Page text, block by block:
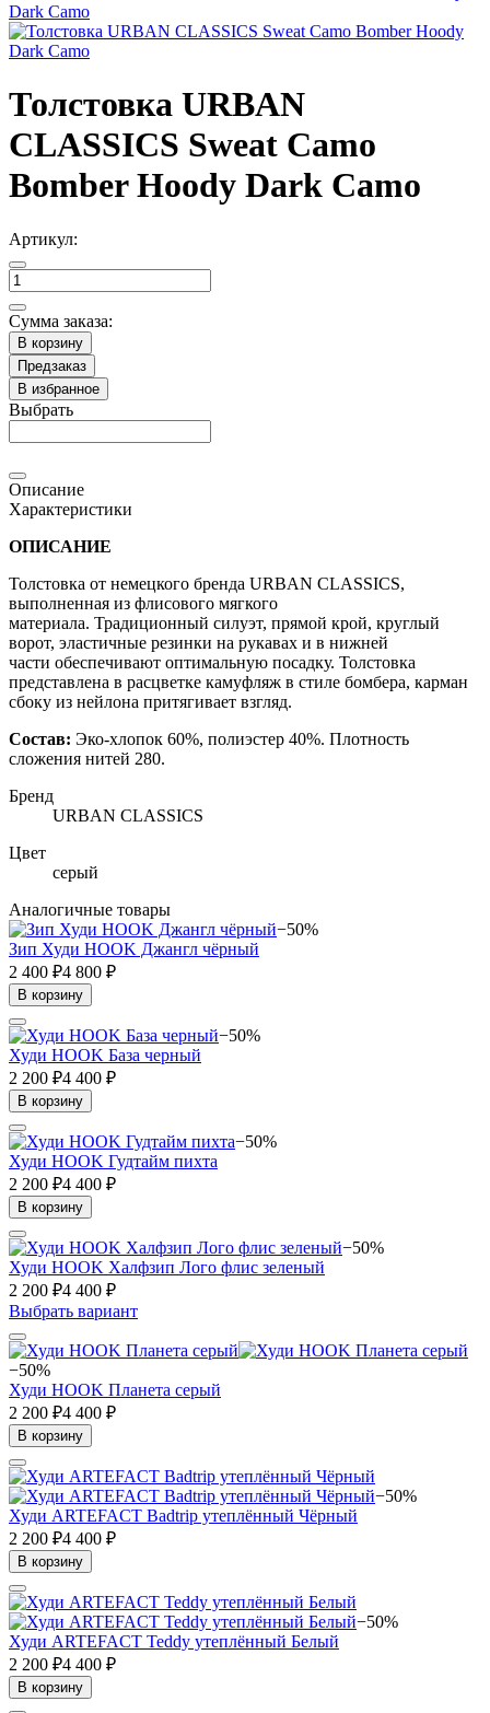
Толстовка URBAN
CLASSICS Sweat Camo
Bomber Hoody Dark Camo
Артикул:
Сумма заказа:
В корзину
Предзаказ
В избранное
Выбрать
Описание
Характеристики
ОПИСАНИЕ
Толстовка от немецкого бренда URBAN CLASSICS,
выполненная из флисового мягкого
материала. Традиционный силуэт, прямой крой, круглый
ворот, эластичные резинки на рукавах и в нижней
части обеспечивают оптимальную посадку. Толстовка
представлена в расцветке камуфляж в стиле бомбера, карман
сбоку из нейлона притягивает взгляд.
Состав: Эко-хлопок 60%, полиэстер 40%. Плотность
сложения нитей 280.
Бренд
URBAN CLASSICS
Цвет
серый
Аналогичные товары
−50%
Зип Худи HOOK Джангл чёрный
2 400 ₽4 800 ₽
В корзину
−50%
Худи HOOK База черный
2 200 ₽4 400 ₽
В корзину
−50%
Худи HOOK Гудтайм пихта
2 200 ₽4 400 ₽
В корзину
−50%
Худи HOOK Халфзип Лого флис зеленый
2 200 ₽4 400 ₽
Выбрать вариант
−50%
Худи HOOK Планета серый
2 200 ₽4 400 ₽
В корзину
−50%
Худи ARTEFACT Badtrip утеплённый Чёрный
2 200 ₽4 400 ₽
В корзину
−50%
Худи ARTEFACT Teddy утеплённый Белый
2 200 ₽4 400 ₽
В корзину